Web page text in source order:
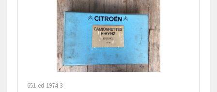
651-ed-1974-3